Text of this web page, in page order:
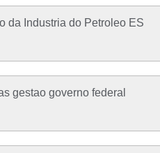
da Industria do Petroleo ES
gestao governo federal